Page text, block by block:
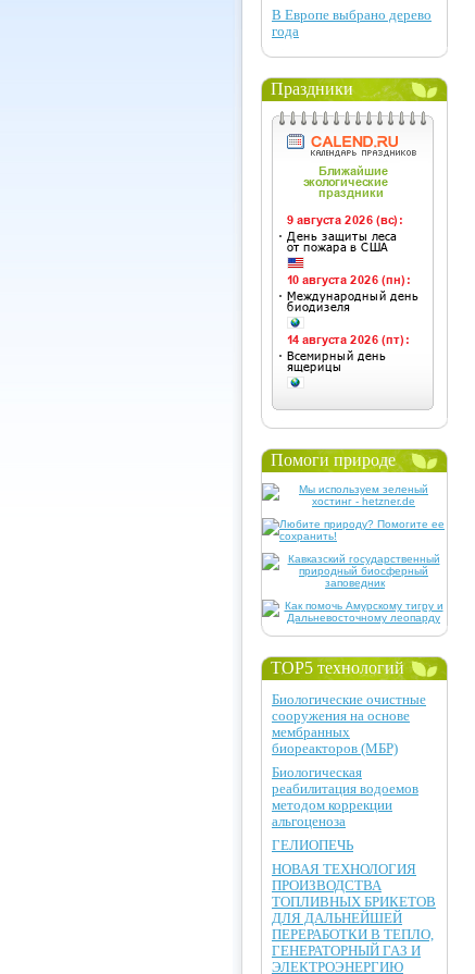
В Европе выбрано дерево
года
Праздники
Помоги природе
TOP5 технологий
Биологические очистные
сооружения на основе
мембранных
биореакторов (МБР)
Биологическая
реабилитация водоемов
методом коррекции
альгоценоза
ГЕЛИОПЕЧЬ
НОВАЯ ТЕХНОЛОГИЯ
ПРОИЗВОДСТВА
ТОПЛИВНЫХ БРИКЕТОВ
ДЛЯ ДАЛЬНЕЙШЕЙ
ПЕРЕРАБОТКИ В ТЕПЛО,
ГЕНЕРАТОРНЫЙ ГАЗ И
ЭЛЕКТРОЭНЕРГИЮ